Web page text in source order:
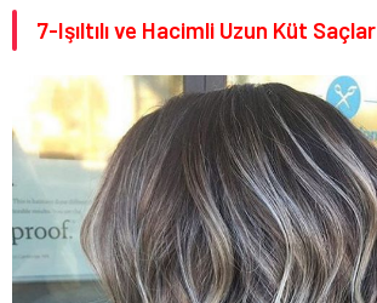
7-Işıltılı ve Hacimli Uzun Küt Saçlar